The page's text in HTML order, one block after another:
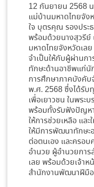
12 กันยายน 2568
แม่บ้านมหาดไทยจัง
ใจ บุตรคุณ รองประ
พร้อมด้วยนางสุวรีย์
มหาดไทยจังหวัดเล
จำเป็นให้กับผู้ผ่านก
ทักษะด้านอาชีพแก่นั
การศึกษาภาคบังคับ
พ.ศ. 2568 ซึ่งได้รับ
เพื่อเยาวชน ในพระ
พร้อมทั้งรับฟังปัญหา
ให้การช่วยเหลือ และ
ให้มีการพัฒนาทักษะ
ต่อตนเอง และครอ
อำนวย ผู้อำนวยกา
เลย พร้อมด้วยเจ้า
สำนักงานพัฒนาฝีมือ